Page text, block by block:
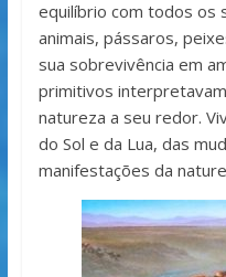
equilíbrio com todos os
animais, pássaros,
sua sobrevivência em
primitivos
natureza a seu redor.
do Sol e da Lua, das
manifestações da